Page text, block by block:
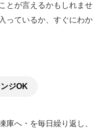
とが言えるかもしれませ
っているか、すぐにわか
ジOK
庫へ・を毎日繰り返し、